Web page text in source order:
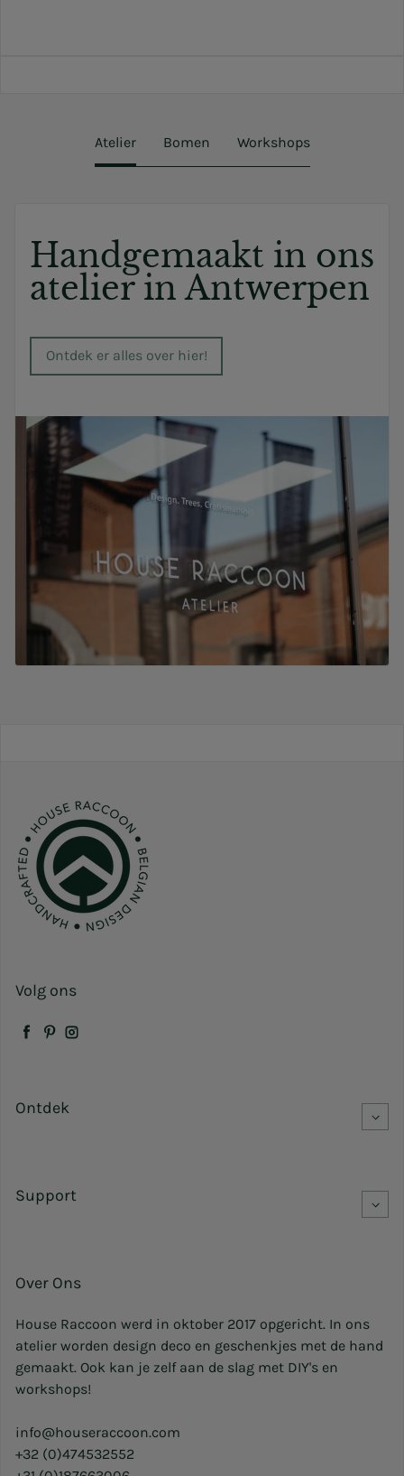
Atelier Bomen Workshops
Handgemaakt in ons
atelier in Antwerpen
Ontdek er alles over hier!
Volg ons
Facebook
Pinterest
Instagram
Ontdek
Support
Over Ons
House Raccoon werd in oktober 2017 opgericht. In ons
atelier worden design deco en geschenkjes met de hand
gemaakt. Ook kan je zelf aan de slag met DIY's en
workshops!
info@houseraccoon.com
+32 (0)474532552